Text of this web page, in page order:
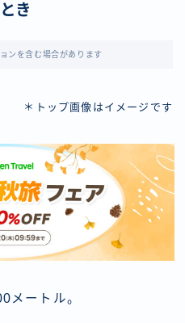
き
ンを含む場合があります
＊トップ画像はイメージです
メートル。